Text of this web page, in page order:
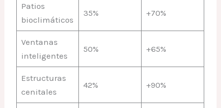
Patios
bioclimáticos
35% +70%
Ventanas
inteligentes
50% +65%
Estructuras
cenitales
42% +90%